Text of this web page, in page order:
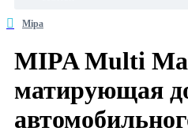
Mipa
MIPA Multi
матирующая